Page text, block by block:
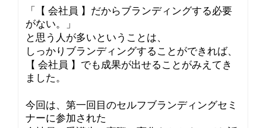
「【 会社員 】だからブランディングする必要
がない。」
と思う人が多いということは、
しっかりブランディングすることができれば、
【 会社員 】でも成果が出せることがみえてき
ました。
今回は、第一回目のセルフブランディングセミ
ナーに参加された